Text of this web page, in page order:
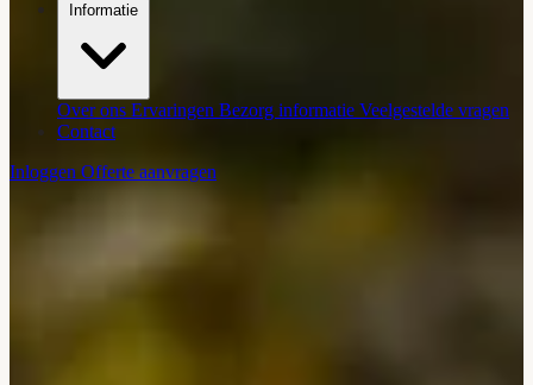
Informatie
Over ons Ervaringen Bezorg informatie Veelgestelde vragen
Contact
Inloggen Offerte aanvragen